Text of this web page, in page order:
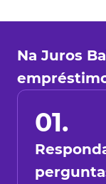
Na Juros
01.